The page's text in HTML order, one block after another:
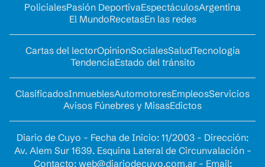
PolicialesPasión DeportivaEspectáculosArgentina
El MundoRecetasEn las redes
Cartas del lectorOpinionSocialesSaludTecnología
TendenciaEstado del tránsito
ClasificadosInmueblesAutomotoresEmpleosServicios
Avisos Fúnebres y MisasEdictos
Diario de Cuyo - Fecha de Inicio: 11/2003 - Dirección:
Av. Alem Sur 1639. Esquina Lateral de Circunvalación -
Contacto: web@diariodecuyo.com.ar- Email: